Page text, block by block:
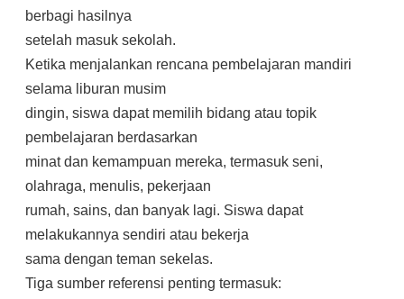
berbagi hasilnya
setelah masuk sekolah.
Ketika menjalankan rencana pembelajaran mandiri
selama liburan musim
dingin, siswa dapat memilih bidang atau topik
pembelajaran berdasarkan
minat dan kemampuan mereka, termasuk seni,
olahraga, menulis, pekerjaan
rumah, sains, dan banyak lagi. Siswa dapat
melakukannya sendiri atau bekerja
sama dengan teman sekelas.
Tiga sumber referensi penting termasuk: